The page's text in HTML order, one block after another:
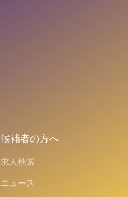
候補者の方へ
求人検索
ニュース